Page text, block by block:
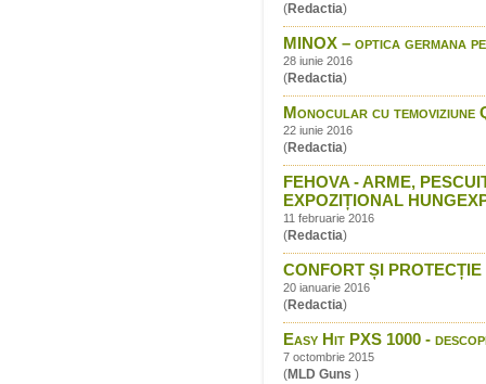
(Redactia)
MINOX – optica germana
28 iunie 2016
(Redactia)
Monocular cu temoviziune
22 iunie 2016
(Redactia)
FEHOVA - ARME,
EXPOZIȚIONAL
11 februarie 2016
(Redactia)
CONFORT ȘI
20 ianuarie 2016
(Redactia)
Easy Hit PXS 1000 -
7 octombrie 2015
(MLD Guns )